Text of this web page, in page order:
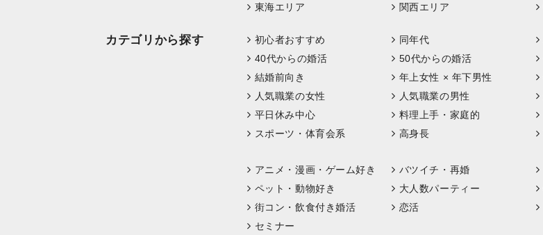
東海エリア
関西エリア
カテゴリから探す 初心者おすすめ 同年代
40代からの婚活
50代からの婚活
結婚前向き
年上女性 × 年下男性
人気職業の女性
人気職業の男性
平日休み中心
料理上手・家庭的
スポーツ・体育会系
高身長
アニメ・漫画・ゲーム好き
バツイチ・再婚
ペット・動物好き
大人数パーティー
街コン・飲食付き婚活
恋活
セミナー